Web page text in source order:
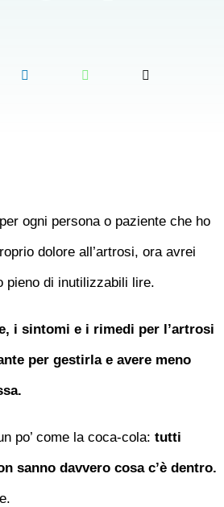
ogni persona o paziente che ho
dolore all’artrosi, ora avrei
pieno di inutilizzabili lire.
i sintomi e i rimedi per l’artrosi
per gestirla e avere meno
po’ come la coca-cola:tutti
sanno davvero cosa c’è dentro.